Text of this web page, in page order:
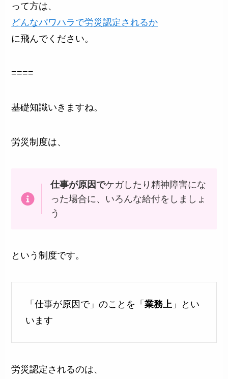
って方は、
どんなパワハラで労災認定されるか
に飛んでください。
====
基礎知識いきますね。
労災制度は、
仕事が原因でケガしたり精神障害にな
った場合に、いろんな給付をしましょ
う
という制度です。
「仕事が原因で」のことを「業務上 」とい
います
労災認定されるのは、